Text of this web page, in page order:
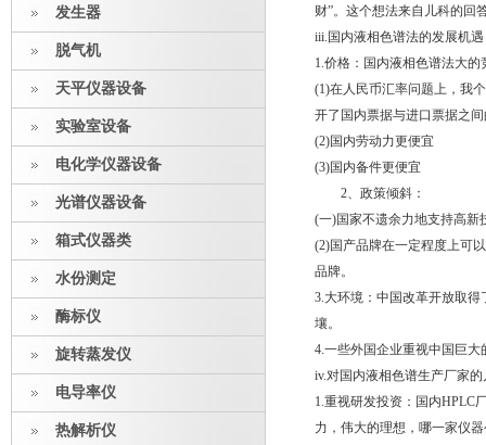
发生器
脱气机
天平仪器设备
实验室设备
电化学仪器设备
光谱仪器设备
箱式仪器类
水份测定
酶标仪
旋转蒸发仪
电导率仪
热解析仪
财”。这个想法来自儿科的回
iii.国内液相色谱法的发展机遇
1.价格：国内液相色谱法大
(1)在人民币汇率问题上，我
开了国内票据与进口票据之
(2)国内劳动力更便宜
(3)国内备件更便宜
2、政策倾斜：
(一)国家不遗余力地支持高新
(2)国产品牌在一定程度上可
品牌。
3.大环境：中国改革开放取
壤。
4.一些外国企业重视中国巨
iv.对国内液相色谱生产厂家
1.重视研发投资：国内HPLC
力，伟大的理想，哪一家仪